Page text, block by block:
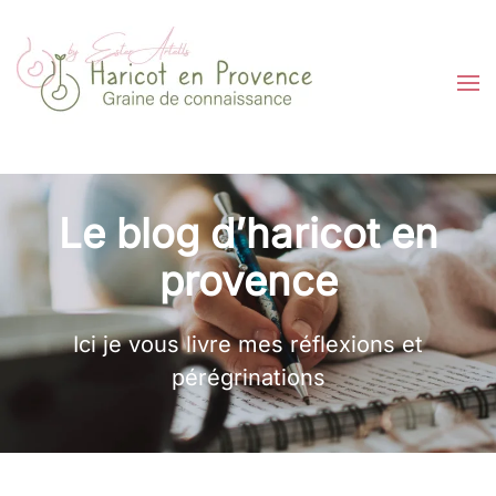
Ir al contenido principal
Le blog d’haricot en
provence
Ici je vous livre mes réflexions et
pérégrinations